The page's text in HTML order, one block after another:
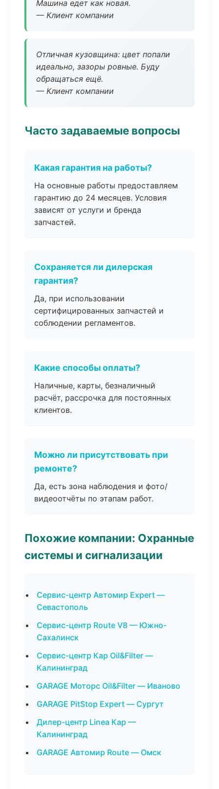
Машина едет как новая.
— Клиент компании
Отличная кузовщина: цвет попали
идеально, зазоры ровные. Буду
обращаться ещё.
— Клиент компании
Часто задаваемые вопросы
Какая гарантия на работы?
На основные работы предоставляем
гарантию до 24 месяцев. Условия
зависят от услуги и бренда
запчастей.
Сохраняется ли дилерская
гарантия?
Да, при использовании
сертифицированных запчастей и
соблюдении регламентов.
Какие способы оплаты?
Наличные, карты, безналичный
расчёт, рассрочка для постоянных
клиентов.
Можно ли присутствовать при
ремонте?
Да, есть зона наблюдения и фото/
видеоотчёты по этапам работ.
Похожие компании: Охранные
системы и сигнализации
Сервис-центр Автомир Expert —
Севастополь
Сервис-центр Route V8 — Южно-
Сахалинск
Сервис-центр Кар Oil&Filter —
Калининград
GARAGE Моторс Oil&Filter — Иваново
GARAGE PitStop Expert — Сургут
Дилер-центр Linea Кар —
Калининград
GARAGE Автомир Route — Омск